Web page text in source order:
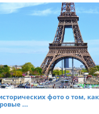
фото о том,
...